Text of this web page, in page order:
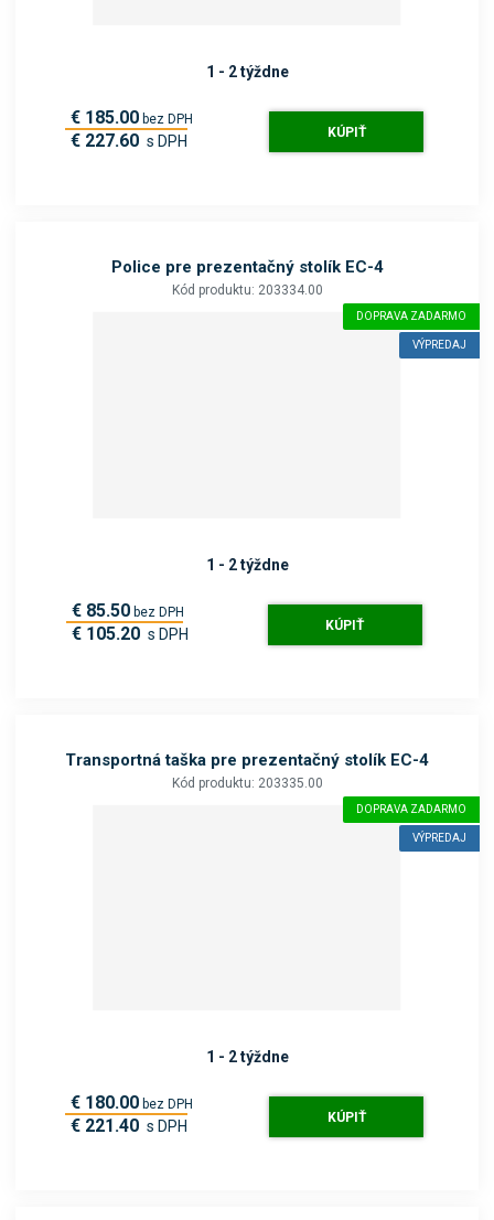
1 - 2 týždne
€ 185.00 bez DPH
€ 227.60 s DPH KÚPIŤ
Police pre prezentačný stolík EC-4
Kód produktu: 203334.00
DOPRAVA ZADARMO
VÝPREDAJ
1 - 2 týždne
€ 85.50 bez DPH
€ 105.20 s DPH KÚPIŤ
Transportná taška pre prezentačný stolík EC-4
Kód produktu: 203335.00
DOPRAVA ZADARMO
VÝPREDAJ
1 - 2 týždne
€ 180.00 bez DPH
€ 221.40 s DPH KÚPIŤ